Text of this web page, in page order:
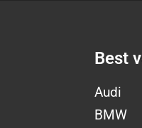
Best
Audi
BMW